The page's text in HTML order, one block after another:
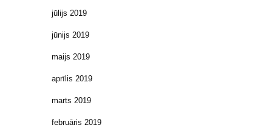
jūlijs 2019
jūnijs 2019
maijs 2019
aprīlis 2019
marts 2019
februāris 2019